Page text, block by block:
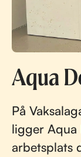
Aqua
På
ligger
arbetsplats